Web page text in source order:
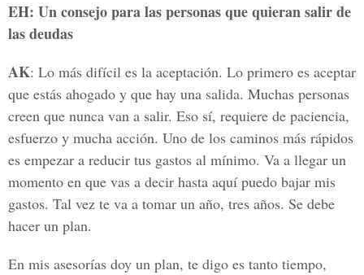
EH: Un consejo para las personas que quieran salir de
las deudas
AK: Lo más difícil es la aceptación. Lo primero es aceptar
que estás ahogado y que hay una salida. Muchas personas
creen que nunca van a salir. Eso sí, requiere de paciencia,
esfuerzo y mucha acción. Uno de los caminos más rápidos
es empezar a reducir tus gastos al mínimo. Va a llegar un
momento en que vas a decir hasta aquí puedo bajar mis
gastos. Tal vez te va a tomar un año, tres años. Se debe
hacer un plan.
En mis asesorías doy un plan, te digo es tanto tiempo,